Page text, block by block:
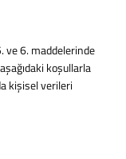
ve 6. maddelerinde
koşullarla
kişisel verileri